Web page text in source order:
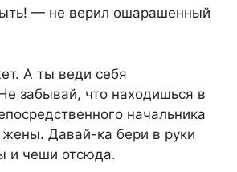
— не верил ошарашенный
А ты веди себя
забывай, что находишься в
начальника
Давай-ка бери в руки
и чеши отсюда.